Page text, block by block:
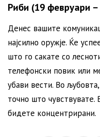
Риби (19 февруари
Денес вашите
најсилно оружје. Ќе
што го сакате со
телефонски повик или
убави вести. Во
точно што чувствувате.
бидете концентрирани.